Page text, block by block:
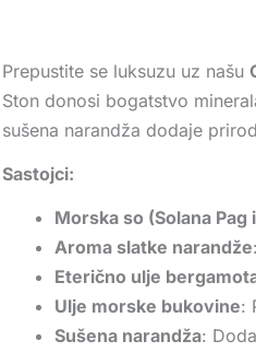
Prepustite se luksuzu uz našu
Ston donosi bogatstvo
sušena narandža dodaje
Sastojci:
Morska so (Solana Pag
Aroma slatke narandže
Eterično ulje
Ulje morske bukovine:
Sušena narandža: